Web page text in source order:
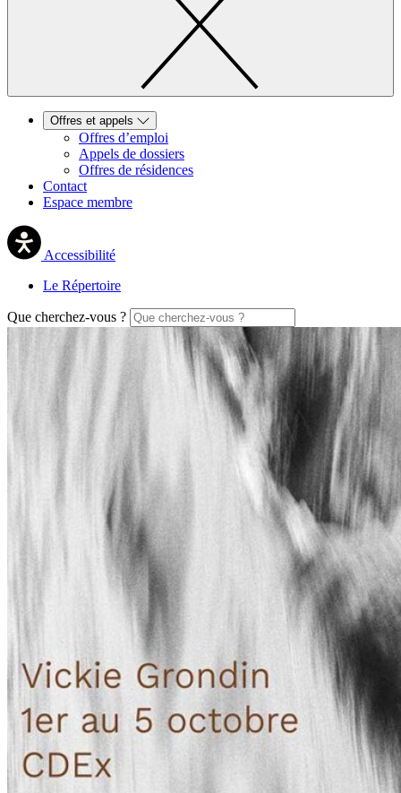
Offres et appels
Offres d’emploi
Appels de dossiers
Offres de résidences
Contact
Espace membre
Accessibilité
Le Répertoire
Que cherchez-vous ?